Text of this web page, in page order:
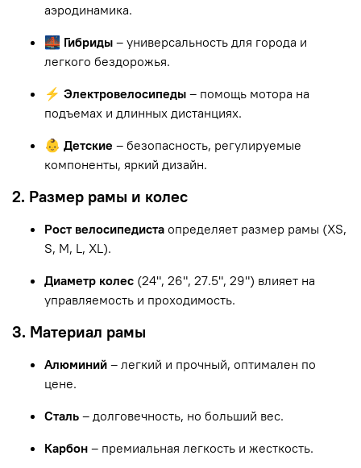
аэродинамика.
🌉 Гибриды – универсальность для города и
легкого бездорожья.
⚡ Электровелосипеды – помощь мотора на
подъемах и длинных дистанциях.
👶 Детские – безопасность, регулируемые
компоненты, яркий дизайн.
2. Размер рамы и колес
Рост велосипедиста определяет размер рамы (XS,
S, M, L, XL).
Диаметр колес (24", 26", 27.5", 29") влияет на
управляемость и проходимость.
3. Материал рамы
Алюминий – легкий и прочный, оптимален по
цене.
Сталь – долговечность, но больший вес.
Карбон – премиальная легкость и жесткость.